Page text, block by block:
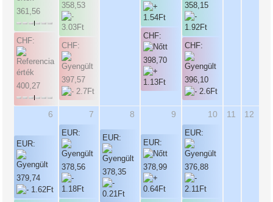
361,56
CHF:
400,27
358,53
CHF:
397,57
CHF:
398,70
358,15
CHF:
396,10
6
EUR:
379,74
7
EUR:
378,56
8
EUR:
378,35
9
EUR:
378,99
10
EUR:
376,88
11 12